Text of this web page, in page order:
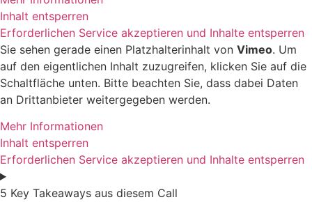
Inhalt entsperren
Erforderlichen Service akzeptieren und Inhalte entsperren
Sie sehen gerade einen Platzhalterinhalt von Vimeo. Um
auf den eigentlichen Inhalt zuzugreifen, klicken Sie auf die
Schaltfläche unten. Bitte beachten Sie, dass dabei Daten
an Drittanbieter weitergegeben werden.
Mehr Informationen
Inhalt entsperren
Erforderlichen Service akzeptieren und Inhalte entsperren
5 Key Takeaways aus diesem Call